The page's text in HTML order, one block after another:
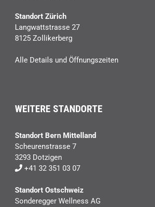
Standort Zürich
Langwattstrasse 27
8125 Zollikerberg
Alle Details und Öffnungszeiten
WEITERE STANDORTE
Standort Bern Mittelland
Scheurenstrasse 7
3293 Dotzigen
+41 32 351 03 07
Standort Ostschweiz
Sonderegger Wellness AG